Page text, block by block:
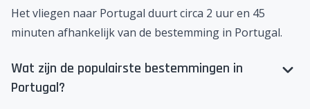
Het vliegen naar Portugal duurt circa 2 uur en 45
minuten afhankelijk van de bestemming in Portugal.
Wat zijn de populairste bestemmingen in
Portugal?